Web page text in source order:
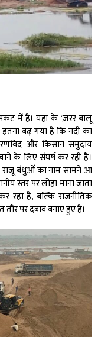
में है। यहां के ‘ज़रर बालू
बढ़ गया है कि नदी का
और किसान समुदाय
के लिए संघर्ष कर रही है।
बंधुओं का नाम सामने आ
स्तर पर लोहा माना जाता
है, बल्कि राजनीतिक
पर दबाव बनाए हुए है।